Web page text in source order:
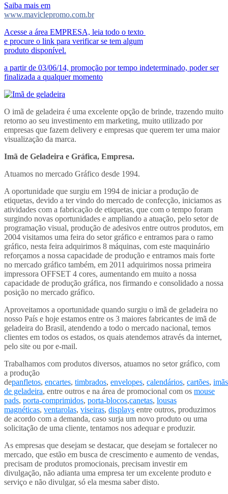
Saiba mais em
www.maviclepromo.com.br
Acesse a área EMPRESA, leia todo o texto
e procure o link para verificar se tem algum
produto disponível.
a partir de 03/06/14, promoção por tempo indeterminado, poder ser
finalizada a qualquer momento
O imã de geladeira é uma excelente opção de brinde, trazendo muito
retorno ao seu investimento em marketing, muito utilizado por
empresas que fazem delivery e empresas que querem ter uma maior
visualização da marca.
Imã de Geladeira e Gráfica, Empresa.
Atuamos no mercado Gráfico desde 1994.
A oportunidade que surgiu em 1994 de iniciar a produção de
etiquetas, devido a ter vindo do mercado de confecção, iniciamos as
atividades com a fabricação de etiquetas, que com o tempo foram
surgindo novas oportunidades e ampliando a atuação, pelo setor de
programação visual, produção de adesivos entre outros produtos, em
2004 visitamos uma feira do setor gráfico e entramos para o ramo
gráfico, nesta feira adquirimos 8 máquinas, com este maquinário
reforçamos a nossa capacidade de produção e entramos mais forte
no mercado gráfico também, em 2011 adquirimos nossa primeira
impressora OFFSET 4 cores, aumentando em muito a nossa
capacidade de produção gráfica, nos firmando e consolidado a nossa
posição no mercado gráfico.
Aproveitamos a oportunidade quando surgiu o imã de geladeira no
nosso País e hoje estamos entre os 3 maiores fabricantes de imã de
geladeira do Brasil, atendendo a todo o mercado nacional, temos
clientes em todos os estados, os quais atendemos através da internet,
pelo site ou por e-mail.
Trabalhamos com produtos diversos, atuamos no setor gráfico, com
a produção
depanfletos, encartes, timbrados, envelopes, calendários, cartões, imãs
de geladeira, entre outros e na área de promocional com os mouse
pads, porta-comprimidos, porta-blocos,canetas, lousas
magnéticas, ventarolas, viseiras, displays entre outros, produzimos
de acordo com a demanda, caso surja um novo produto ou uma
solicitação de uma cliente, tentamos nos adequar e produzir.
As empresas que desejam se destacar, que desejam se fortalecer no
mercado, que estão em busca de crescimento e aumento de vendas,
precisam de produtos promocionais, precisam investir em
divulgação, não adianta uma empresa ter um excelente produto e
serviço e não divulgar, só ela mesma saber disto.